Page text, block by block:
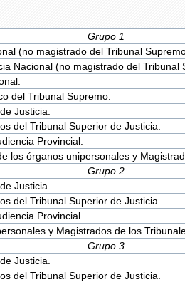
Grupo 1
(no magistrado del Tribunal
Nacional (no magistrado del Tribunal
del Tribunal Supremo.
Justicia.
del Tribunal Superior de Justicia.
Provincial.
los órganos unipersonales y
Grupo 2
Justicia.
del Tribunal Superior de Justicia.
Provincial.
y Magistrados de los
Grupo 3
Justicia.
del Tribunal Superior de Justicia.